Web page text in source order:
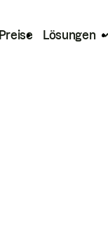
Preise Lösungen